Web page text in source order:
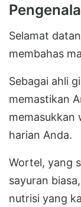
Selamat
membahas
Sebagai ahli
memastikan
memasukkan
harian Anda.
Wortel, yang
sayuran
nutrisi yang